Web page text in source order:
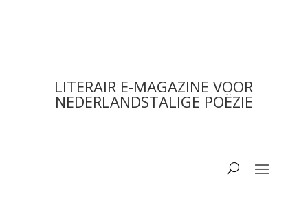
LITERAIR E-MAGAZINE VOOR
NEDERLANDSTALIGE POËZIE